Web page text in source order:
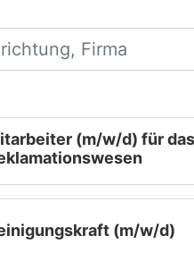
Firma
(m/w/d) für
(m/w/d)